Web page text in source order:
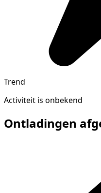
Trend
Activiteit is onbekend
Ontladingen